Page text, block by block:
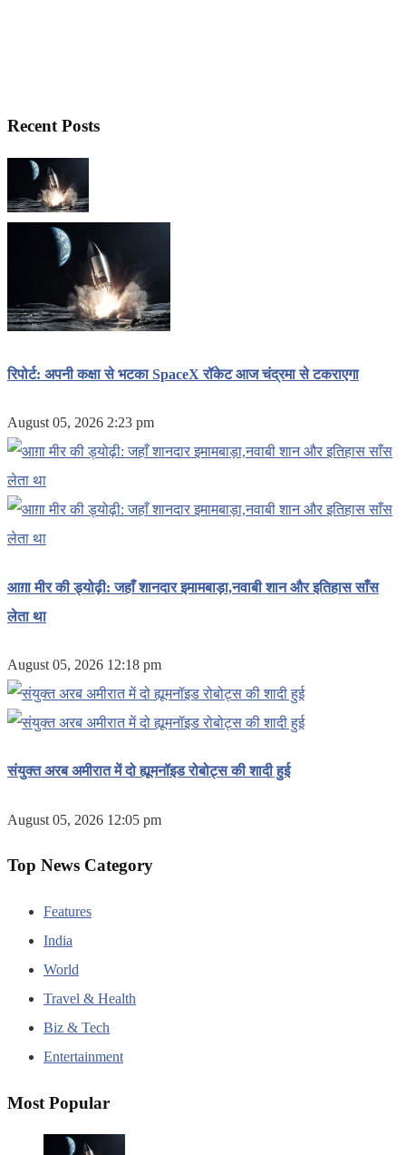
Recent Posts
रिपोर्ट: अपनी कक्षा से भटका SpaceX रॉकेट आज चंद्रमा से टकराएगा
August 05, 2026 2:23 pm
आग़ा मीर की ड्योढ़ी: जहाँ शानदार इमामबाड़ा,नवाबी शान और इतिहास साँस
लेता था
August 05, 2026 12:18 pm
संयुक्त अरब अमीरात में दो ह्यूमनॉइड रोबोट्स की शादी हुई
August 05, 2026 12:05 pm
Top News Category
Features
India
World
Travel & Health
Biz & Tech
Entertainment
Most Popular